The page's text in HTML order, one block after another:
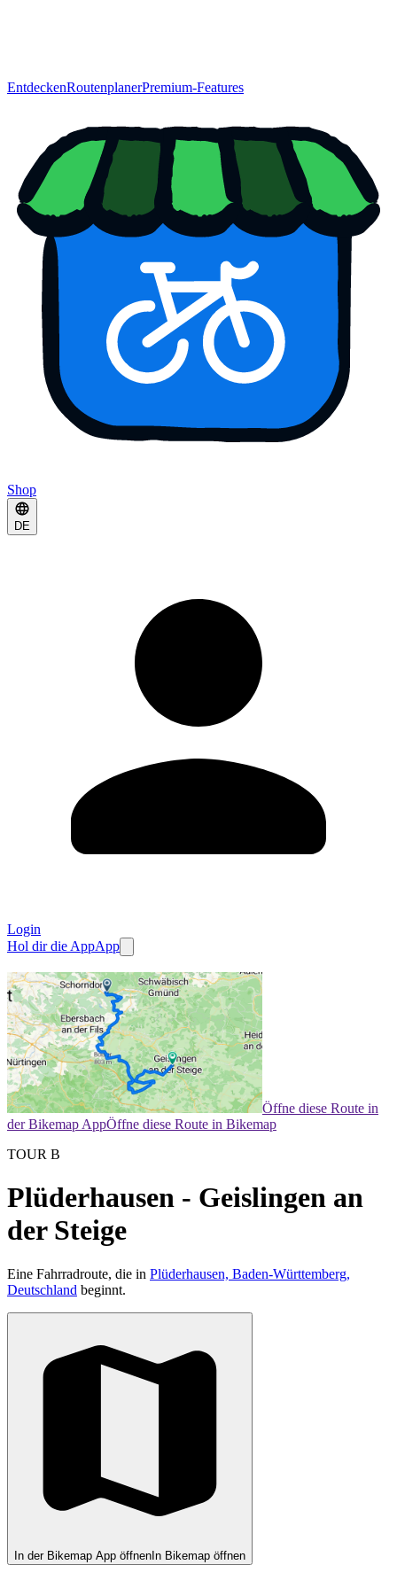
EntdeckenRoutenplanerPremium-Features
Shop
DE
Login
Hol dir die AppApp
Öffne diese Route in
der Bikemap AppÖffne diese Route in Bikemap
TOUR B
Plüderhausen - Geislingen an
der Steige
Eine Fahrradroute, die in Plüderhausen, Baden-Württemberg,
Deutschland beginnt.
In der Bikemap App öffnen In Bikemap öffnen